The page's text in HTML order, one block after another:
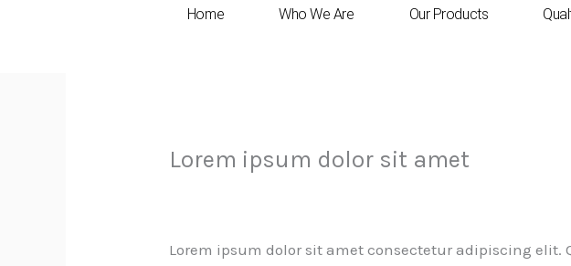
Home Who We Are Our Products
Lorem ipsum dolor sit amet
Lorem ipsum dolor sit amet consectetur adipiscing